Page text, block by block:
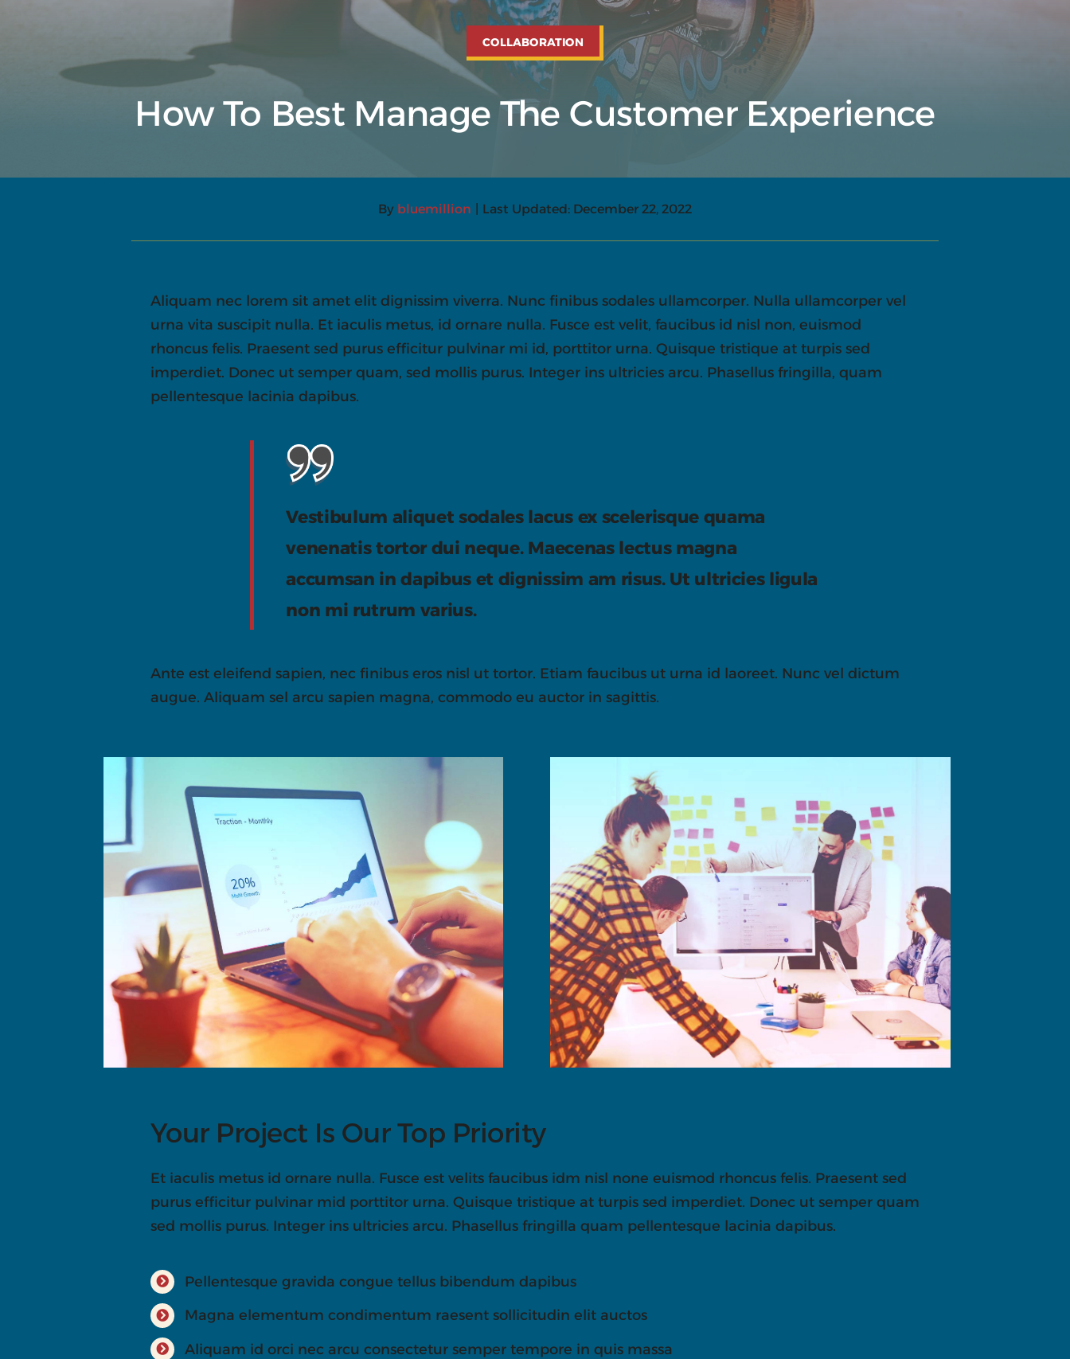
COLLABORATION
How To Best Manage The Customer Experience
By bluemillion Last Updated: December 22, 2022
Aliquam nec lorem sit amet elit dignissim viverra. Nunc finibus sodales ullamcorper. Nulla ullamcorper vel
urna vita suscipit nulla. Et iaculis metus, id ornare nulla. Fusce est velit, faucibus id nisl non, euismod
rhoncus felis. Praesent sed purus efficitur pulvinar mi id, porttitor urna. Quisque tristique at turpis sed
imperdiet. Donec ut semper quam, sed mollis purus. Integer ins ultricies arcu. Phasellus fringilla, quam
pellentesque lacinia dapibus.
Vestibulum aliquet sodales lacus ex scelerisque quama
venenatis tortor dui neque. Maecenas lectus magna
accumsan in dapibus et dignissim am risus. Ut ultricies ligula
non mi rutrum varius.
Ante est eleifend sapien, nec finibus eros nisl ut tortor. Etiam faucibus ut urna id laoreet. Nunc vel dictum
augue. Aliquam sel arcu sapien magna, commodo eu auctor in sagittis.
Your Project Is Our Top Priority
Et iaculis metus id ornare nulla. Fusce est velits faucibus idm nisl none euismod rhoncus felis. Praesent sed
purus efficitur pulvinar mid porttitor urna. Quisque tristique at turpis sed imperdiet. Donec ut semper quam
sed mollis purus. Integer ins ultricies arcu. Phasellus fringilla quam pellentesque lacinia dapibus.
Pellentesque gravida congue tellus bibendum dapibus
Magna elementum condimentum raesent sollicitudin elit auctos
Aliquam id orci nec arcu consectetur semper tempore in quis massa